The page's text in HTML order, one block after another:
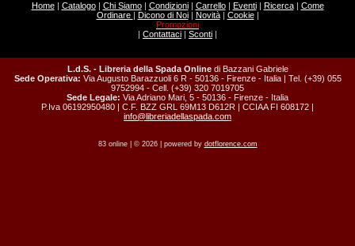
Home| Catalogo| Chi Siamo| Condizioni| Carrello| Eventi| Ricerca| Come
Ordinare | Dicono di Noi| Novità| Cookie|
Promozioni
| Contattaci | Sconti |
L.d.S. - Libreria della Spada Online di Bazzani Gabriele
Sede Operativa: Via Augusto Barazzuoli 6 R - 50136 - Firenze - Italia | Tel. (+39) 055
9752994 - Cell. (+39) 320 7019705
Sede Legale: Via Adriano Mari, 5 - 50136 - Firenze - Italia
P.Iva 06192950480 | C.F. BZZ GRL 69M13 D612R | CCIAA FI 608172 |
info@libreriadellaspada.com
83 online | © 2026 | powered by dotflorence.com